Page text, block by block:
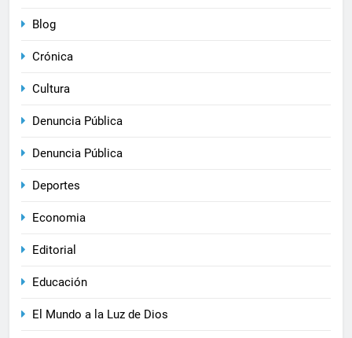
Blog
Crónica
Cultura
Denuncia Pública
Denuncia Pública
Deportes
Economia
Editorial
Educación
El Mundo a la Luz de Dios